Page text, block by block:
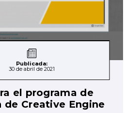
Publicada:
30 de abril de 2021
el programa de
Creative Engine